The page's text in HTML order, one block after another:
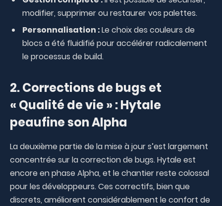
modifier, supprimer ou restaurer vos palettes.
Personnalisation :Le choix des couleurs de
blocs a été fluidifié pour accélérer radicalement
le processus de build.
2. Corrections de bugs et
« Qualité de vie » : Hytale
peaufine son Alpha
La deuxième partie de la mise à jour s’est largement
concentrée sur la correction de bugs. Hytale est
encore en phase Alpha, et le chantier reste colossal
pour les développeurs. Ces correctifs, bien que
discrets, améliorent considérablement le confort de